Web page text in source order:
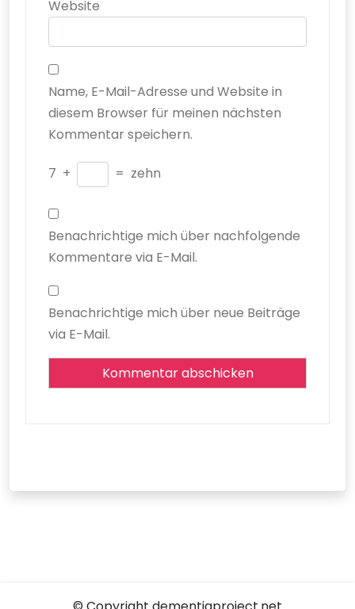
Website
Name, E-Mail-Adresse und Website in
diesem Browser für meinen nächsten
Kommentar speichern.
7 + = zehn
Benachrichtige mich über nachfolgende
Kommentare via E-Mail.
Benachrichtige mich über neue Beiträge
via E-Mail.